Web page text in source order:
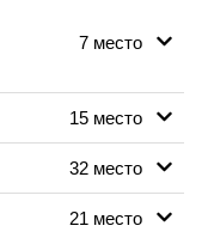
7 место
15 место
32 место
21 место